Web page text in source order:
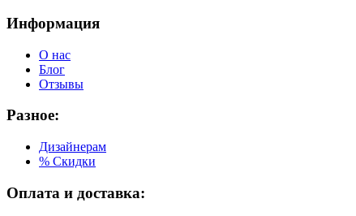
Информация
О нас
Блог
Отзывы
Разное:
Дизайнерам
% Скидки
Оплата и доставка: